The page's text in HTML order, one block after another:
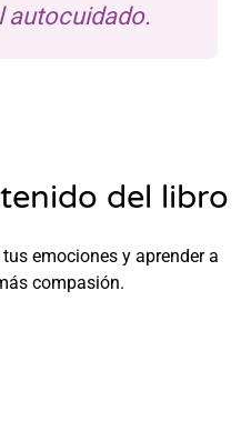
autocuidado.
del libro
emociones y aprender a
compasión.